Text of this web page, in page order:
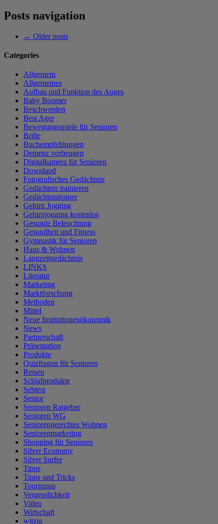
Posts navigation
← Older posts
Categories
Allgemein
Allgemeines
Aufbau und Funktion des Auges
Baby Boomer
Beschwerden
Best Ager
Bewegungsspiele für Senioren
Brille
Buchempfehlungen
Demenz vorbeugen
Digitalkamera für Senioren
Downlaod
Fotografisches Gedächtnis
Gedächtnis trainieren
Gedächtnistrainer
Gehirn Jogging
Gehirnjogging kostenlos
Gesunde Beleuchtung
Gesundheit und Fitness
Gymnastik für Senioren
Haus & Wohnen
Langzeitgedächtnis
LINKS
Literatur
Marketing
Marktforschung
Methoden
Mittel
Neue Institutionenökonomik
News
Partnerschaft
Präsentation
Produkte
Quizfragen für Senioren
Reisen
Schlafprodukte
Sehtest
Senior
Senioren Ratgeber
Senioren WG
Seniorengerechtes Wohnen
Seniorenmarketing
Shopping für Senioren
Silver Economy
Silver Surfer
Tipps
Tipps und Tricks
Tourismus
Vergesslichkeit
Video
Wirtschaft
witzig